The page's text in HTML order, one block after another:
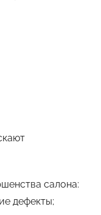
салона:
дефекты;